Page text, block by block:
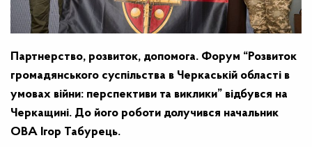
Партнерство, розвиток, допомога. Форум “Розвиток
громадянського суспільства в Черкаській області в
умовах війни: перспективи та виклики” відбувся на
Черкащині. До його роботи долучився начальник
ОВА Ігор Табурець.